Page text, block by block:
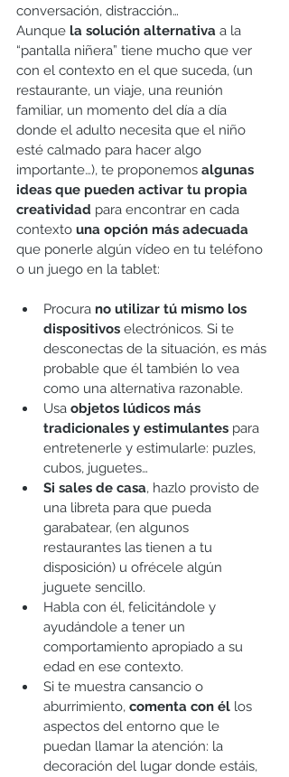
conversación, distracción…
Aunque la solución alternativa a la
“pantalla niñera” tiene mucho que ver
con el contexto en el que suceda, (un
restaurante, un viaje, una reunión
familiar, un momento del día a día
donde el adulto necesita que el niño
esté calmado para hacer algo
importante…), te proponemos algunas
ideas que pueden activar tu propia
creatividad para encontrar en cada
contexto una opción más adecuada
que ponerle algún vídeo en tu teléfono
o un juego en la tablet:
Procura no utilizar tú mismo los
dispositivos electrónicos. Si te
desconectas de la situación, es más
probable que él también lo vea
como una alternativa razonable.
Usa objetos lúdicos más
tradicionales y estimulantes para
entretenerle y estimularle: puzles,
cubos, juguetes…
Si sales de casa, hazlo provisto de
una libreta para que pueda
garabatear, (en algunos
restaurantes las tienen a tu
disposición) u ofrécele algún
juguete sencillo.
Habla con él, felicitándole y
ayudándole a tener un
comportamiento apropiado a su
edad en ese contexto.
Si te muestra cansancio o
aburrimiento, comenta con él los
aspectos del entorno que le
puedan llamar la atención: la
decoración del lugar donde estáis,